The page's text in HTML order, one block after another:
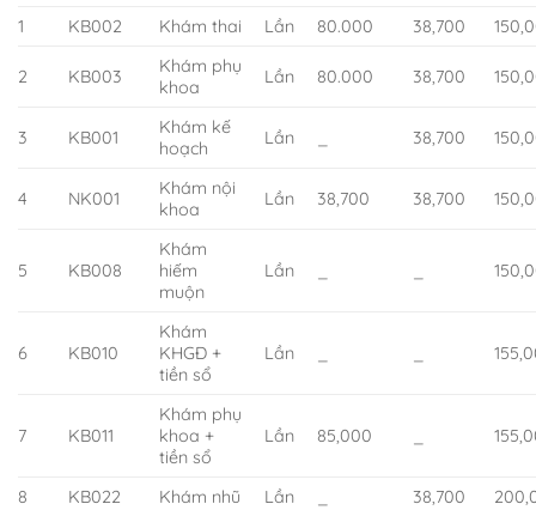
1
KB002 Khám thai Lần 80.000 38,700
2 KB003
Khám phụ
khoa
Lần 80.000 38,700
3 KB001
Khám kế
hoạch
Lần 38,700
4 NK001
Khám nội
khoa
Lần 38,700 38,700
5 KB008
Khám
hiếm
muộn
Lần
6 KB010
Khám
KHGĐ +
tiền sổ
Lần
7 KB011
Khám phụ
khoa +
tiền sổ
Lần 85,000
8 KB022 Khám nhũ Lần 38,700